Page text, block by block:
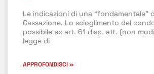
Le indicazioni di una “fondamentale”
Cassazione. Lo scioglimento del
possibile ex art. 61 disp. att. (non
legge di
APPROFONDISCI »